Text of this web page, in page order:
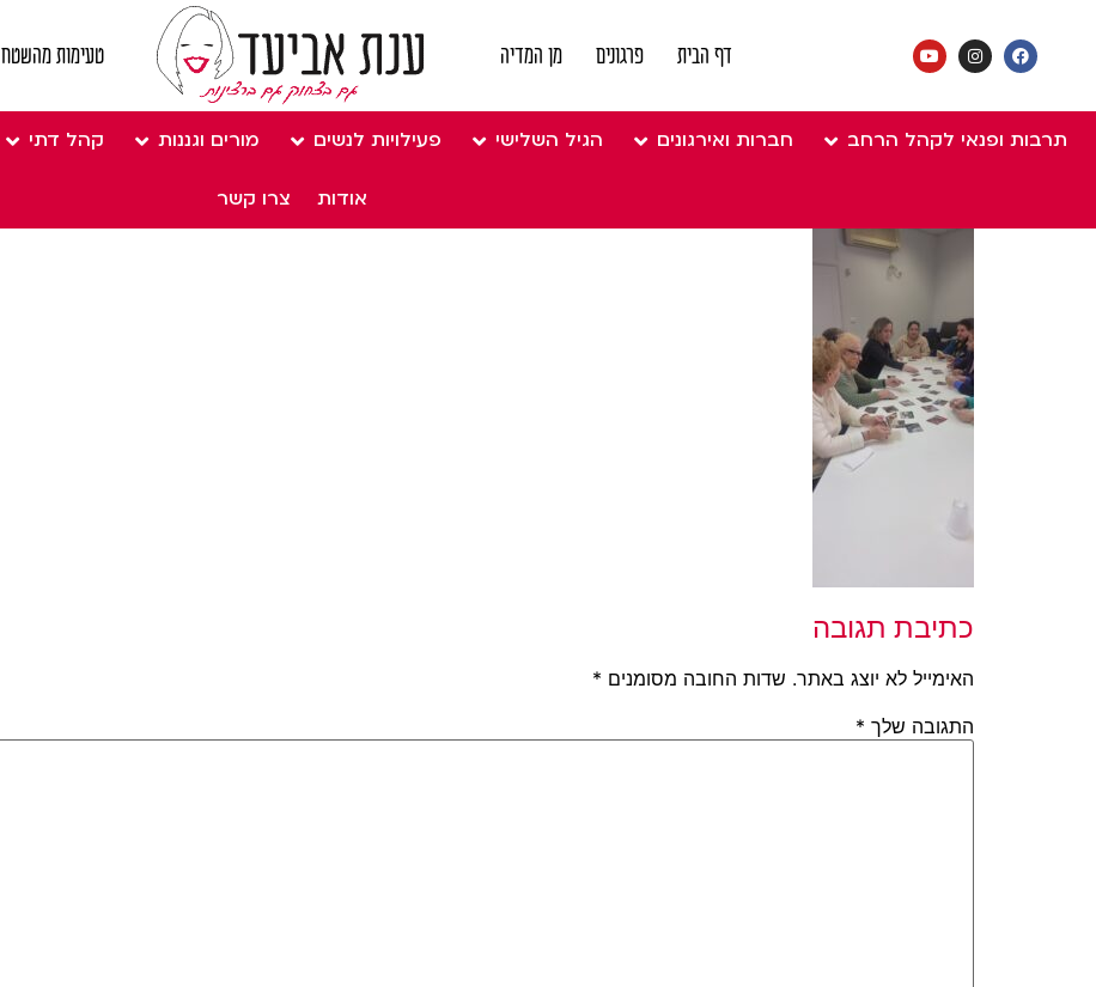
דף הבית פרגונים מן המדיה טעימות מהשטח
תרבות ופנאי לקהל הרחב חברות ואירגונים הגיל השלישי פעילויות לנשים מורים וגננות קהל דתי
אודות צרו קשר
כתיבת תגובה
האימייל לא יוצג באתר. שדות החובה מסומנים *
התגובה שלך *